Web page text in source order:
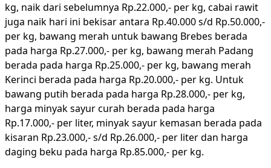
kg, naik dari sebelumnya Rp.22.000,- per kg, cabai rawit
juga naik hari ini bekisar antara Rp.40.000 s/d Rp.50.000,-
per kg, bawang merah untuk bawang Brebes berada
pada harga Rp.27.000,- per kg, bawang merah Padang
berada pada harga Rp.25.000,- per kg, bawang merah
Kerinci berada pada harga Rp.20.000,- per kg. Untuk
bawang putih berada pada harga Rp.28.000,- per kg,
harga minyak sayur curah berada pada harga
Rp.17.000,- per liter, minyak sayur kemasan berada pada
kisaran Rp.23.000,- s/d Rp.26.000,- per liter dan harga
daging beku pada harga Rp.85.000,- per kg.